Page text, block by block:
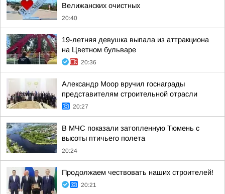
Велижанских очистных
20:40
19-летняя девушка выпала из аттракциона
на Цветном бульваре
20:36
Александр Моор вручил госнаграды
представителям строительной отрасли
20:27
В МЧС показали затопленную Тюмень с
высоты птичьего полета
20:24
Продолжаем чествовать наших строителей!
20:21